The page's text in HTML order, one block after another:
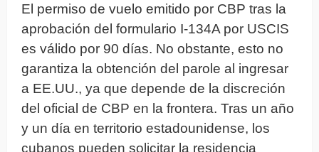
El permiso de vuelo emitido por CBP tras la
aprobación del formulario I-134A por USCIS
es válido por 90 días. No obstante, esto no
garantiza la obtención del parole al ingresar
a EE.UU., ya que depende de la discreción
del oficial de CBP en la frontera. Tras un año
y un día en territorio estadounidense, los
cubanos pueden solicitar la residencia